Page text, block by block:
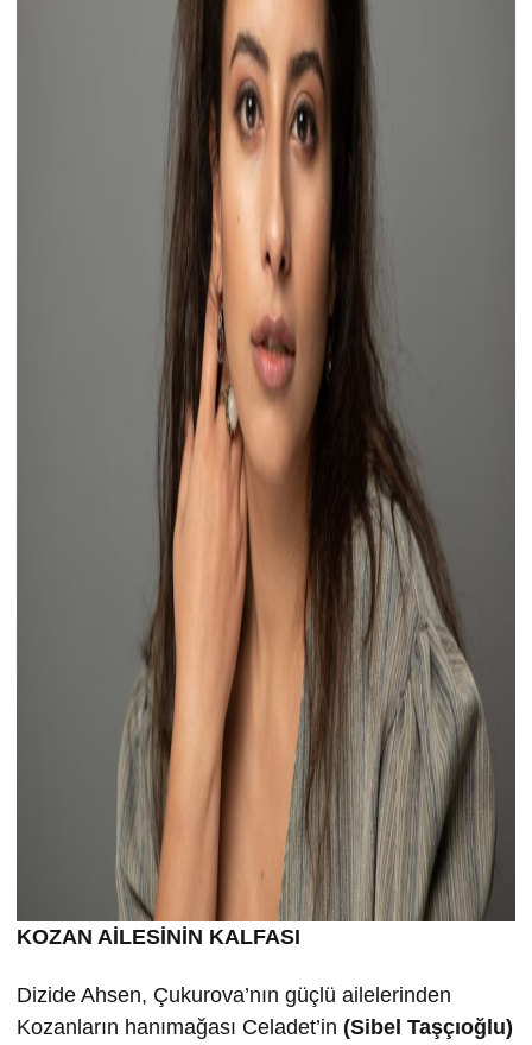
KOZAN AİLESİNİN KALFASI
Dizide Ahsen, Çukurova’nın güçlü ailelerinden
Kozanların hanımağası Celadet’in (Sibel Taşçıoğlu)